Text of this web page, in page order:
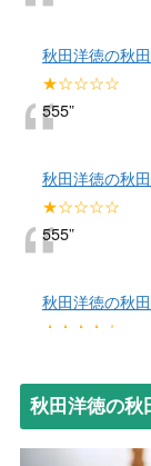
秋田洋徳の秋
★☆☆☆☆
“555”
秋田洋徳の秋
★☆☆☆☆
“555”
秋田洋徳の秋
★★★★☆
“フォローして
ンブル性が高
秋田洋徳の秋